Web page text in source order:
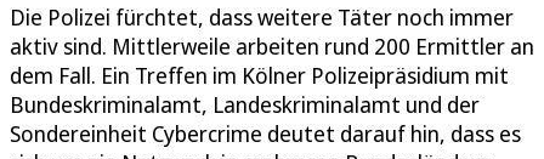
Die Polizei fürchtet, dass weitere Täter noch immer
aktiv sind. Mittlerweile arbeiten rund 200 Ermittler an
dem Fall. Ein Treffen im Kölner Polizeipräsidium mit
Bundeskriminalamt, Landeskriminalamt und der
Sondereinheit Cybercrime deutet darauf hin, dass es